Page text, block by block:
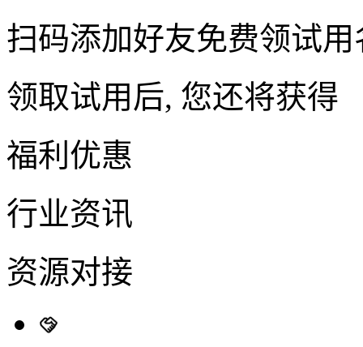
扫码添加好友免费领试用
领取试用后, 您还将获得
福利优惠
行业资讯
资源对接